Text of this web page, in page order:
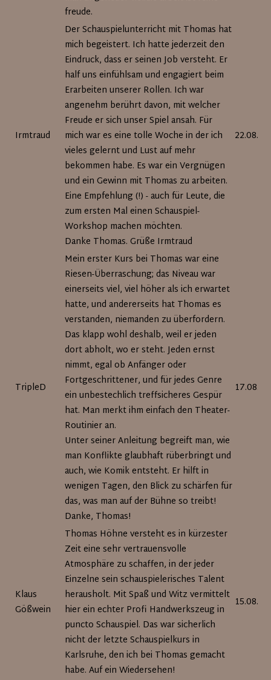
freude.
Irmtraud
Der Schauspielunterricht mit Thomas hat
mich begeistert. Ich hatte jederzeit den
Eindruck, dass er seinen Job versteht. Er
half uns einfühlsam und engagiert beim
Erarbeiten unserer Rollen. Ich war
angenehm berührt davon, mit welcher
Freude er sich unser Spiel ansah. Für
mich war es eine tolle Woche in der ich
vieles gelernt und Lust auf mehr
bekommen habe. Es war ein Vergnügen
und ein Gewinn mit Thomas zu arbeiten.
Eine Empfehlung (!) - auch für Leute, die
zum ersten Mal einen Schauspiel-
Workshop machen möchten.
Danke Thomas. Grüße Irmtraud
TripleD
Mein erster Kurs bei Thomas war eine
Riesen-Überraschung; das Niveau war
einerseits viel, viel höher als ich erwartet
hatte, und andererseits hat Thomas es
verstanden, niemanden zu überfordern.
Das klapp wohl deshalb, weil er jeden
dort abholt, wo er steht. Jeden ernst
nimmt, egal ob Anfänger oder
Fortgeschrittener, und für jedes Genre
ein unbestechlich treffsicheres Gespür
hat. Man merkt ihm einfach den Theater-
Routinier an.
Unter seiner Anleitung begreift man, wie
man Konflikte glaubhaft rüberbringt und
auch, wie Komik entsteht. Er hilft in
wenigen Tagen, den Blick zu schärfen für
das, was man auf der Bühne so treibt!
Danke, Thomas!
Klaus
Gößwein
Thomas Höhne versteht es in kürzester
Zeit eine sehr vertrauensvolle
Atmosphäre zu schaffen, in der jeder
Einzelne sein schauspielerisches Talent
herausholt. Mit Spaß und Witz vermittelt
hier ein echter Profi Handwerkszeug in
puncto Schauspiel. Das war sicherlich
nicht der letzte Schauspielkurs in
Karlsruhe, den ich bei Thomas gemacht
habe. Auf ein Wiedersehen!